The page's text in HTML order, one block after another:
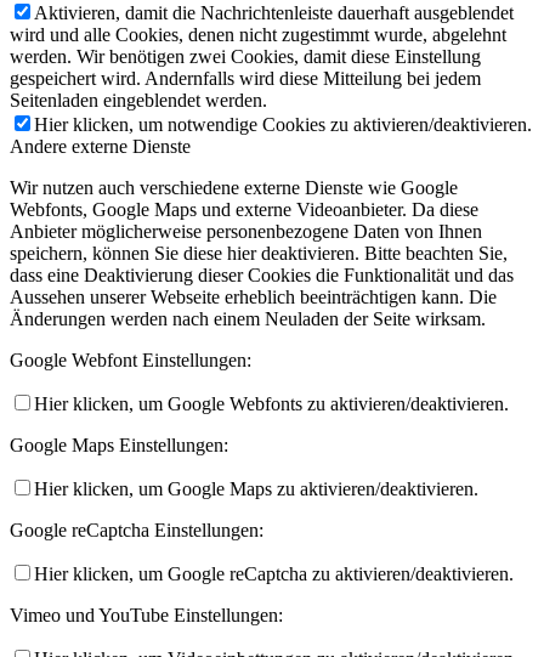
Aktivieren, damit die Nachrichtenleiste dauerhaft ausgeblendet
wird und alle Cookies, denen nicht zugestimmt wurde, abgelehnt
werden. Wir benötigen zwei Cookies, damit diese Einstellung
gespeichert wird. Andernfalls wird diese Mitteilung bei jedem
Seitenladen eingeblendet werden.
Hier klicken, um notwendige Cookies zu aktivieren/deaktivieren.
Andere externe Dienste
Wir nutzen auch verschiedene externe Dienste wie Google
Webfonts, Google Maps und externe Videoanbieter. Da diese
Anbieter möglicherweise personenbezogene Daten von Ihnen
speichern, können Sie diese hier deaktivieren. Bitte beachten Sie,
dass eine Deaktivierung dieser Cookies die Funktionalität und das
Aussehen unserer Webseite erheblich beeinträchtigen kann. Die
Änderungen werden nach einem Neuladen der Seite wirksam.
Google Webfont Einstellungen:
Hier klicken, um Google Webfonts zu aktivieren/deaktivieren.
Google Maps Einstellungen:
Hier klicken, um Google Maps zu aktivieren/deaktivieren.
Google reCaptcha Einstellungen:
Hier klicken, um Google reCaptcha zu aktivieren/deaktivieren.
Vimeo und YouTube Einstellungen: